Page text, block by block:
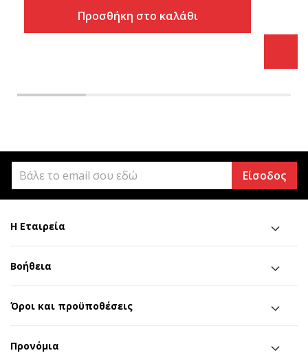
Προσθήκη στο καλάθι
Είσοδος
Η Εταιρεία
Βοήθεια
Όροι και προϋποθέσεις
Προνόμια